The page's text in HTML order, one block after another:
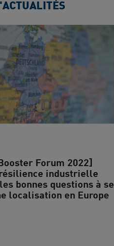
Forum 2022]
résilience industrielle
bonnes questions à se
localisation en Europe